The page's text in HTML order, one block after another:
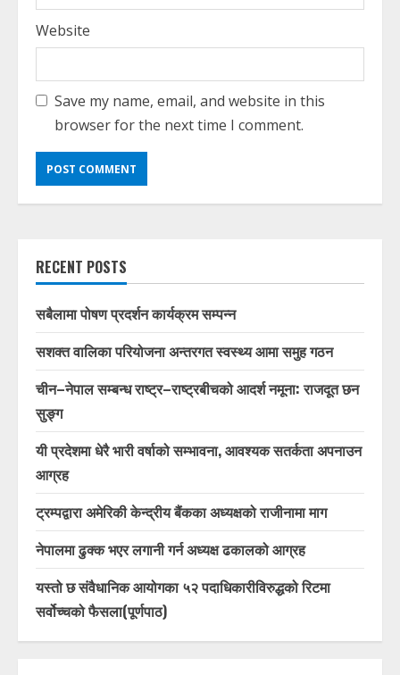
Website
Save my name, email, and website in this
browser for the next time I comment.
RECENT POSTS
सबैलामा पोषण प्रदर्शन कार्यक्रम सम्पन्न
सशक्त वालिका परियोजना अन्तरगत स्वस्थ्य आमा समुह गठन
चीन–नेपाल सम्बन्ध राष्ट्र–राष्ट्रबीचको आदर्श नमूना: राजदूत छन
सुङ्ग
यी प्रदेशमा धेरै भारी वर्षाको सम्भावना, आवश्यक सतर्कता अपनाउन
आग्रह
ट्रम्पद्वारा अमेरिकी केन्द्रीय बैंकका अध्यक्षको राजीनामा माग
नेपालमा ढुक्क भएर लगानी गर्न अध्यक्ष ढकालको आग्रह
यस्तो छ संवैधानिक आयोगका ५२ पदाधिकारीविरुद्धको रिटमा
सर्वोच्चको फैसला(पूर्णपाठ)